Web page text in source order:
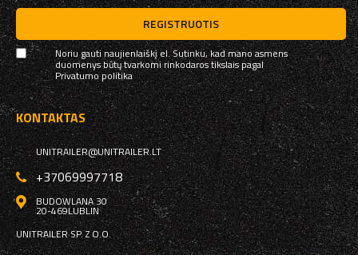
REGISTRUOTIS
Noriu gauti naujienlaiškį el. Sutinku, kad mano asmens
duomenys būtų tvarkomi rinkodaros tikslais pagal
Privatumo politika
KONTAKTAS
UNITRAILER@UNITRAILER.LT
+37069997718
BUDOWLANA 30
20-469LUBLIN
UNITRAILER SP. Z O.O.